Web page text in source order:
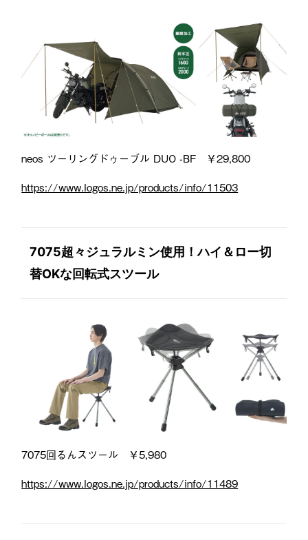
neos ツーリングドゥーブル DUO -BF ￥29,800
https://www.logos.ne.jp/products/info/11503
7075超々ジュラルミン使用！ハイ＆ロー切
替OKな回転式スツール
7075回るんスツール ￥5,980
https://www.logos.ne.jp/products/info/11489